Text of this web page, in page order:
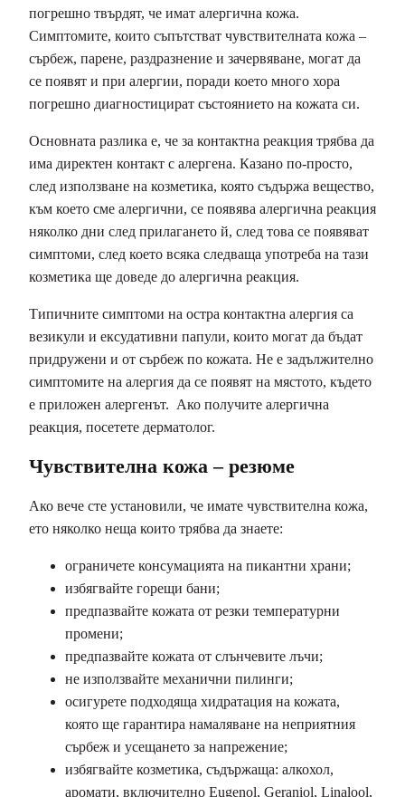
погрешно твърдят, че имат алергична кожа.
Симптомите, които съпътстват чувствителната кожа –
сърбеж, парене, раздразнение и зачервяване, могат да
се появят и при алергии, поради което много хора
погрешно диагностицират състоянието на кожата си.
Основната разлика е, че за контактна реакция трябва да
има директен контакт с алергена. Казано по-просто,
след използване на козметика, която съдържа вещество,
към което сме алергични, се появява алергична реакция
няколко дни след прилагането й, след това се появяват
симптоми, след което всяка следваща употреба на тази
козметика ще доведе до алергична реакция.
Типичните симптоми на остра контактна алергия са
везикули и ексудативни папули, които могат да бъдат
придружени и от сърбеж по кожата. Не е задължително
симптомите на алергия да се появят на мястото, където
е приложен алергенът. Ако получите алергична
реакция, посетете дерматолог.
Чувствителна кожа – резюме
Ако вече сте установили, че имате чувствителна кожа,
ето няколко неща които трябва да знаете:
ограничете консумацията на пикантни храни;
избягвайте горещи бани;
предпазвайте кожата от резки температурни
промени;
предпазвайте кожата от слънчевите лъчи;
не използвайте механични пилинги;
осигурете подходяща хидратация на кожата,
която ще гарантира намаляване на неприятния
сърбеж и усещането за напрежение;
избягвайте козметика, съдържаща: алкохол,
аромати, включително Eugenol, Geraniol, Linalool,